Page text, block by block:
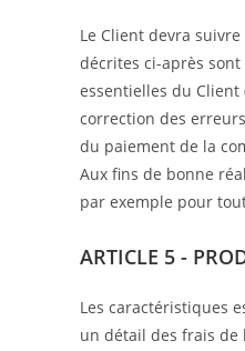
Le Client devra
décrites ci-après
essentielles du Client
correction des
du paiement de la
Aux fins de bonne
par exemple pour
ARTICLE 5 -
Les caractéristiques
un détail des frais de